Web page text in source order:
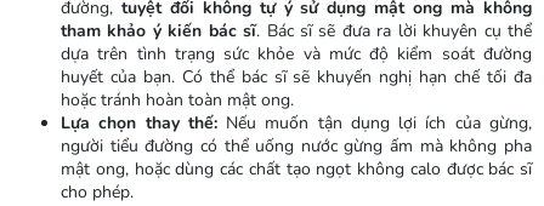
đường, tuyệt đối không tự ý sử dụng mật ong mà không
tham khảo ý kiến bác sĩ. Bác sĩ sẽ đưa ra lời khuyên cụ thể
dựa trên tình trạng sức khỏe và mức độ kiểm soát đường
huyết của bạn. Có thể bác sĩ sẽ khuyến nghị hạn chế tối đa
hoặc tránh hoàn toàn mật ong.
Lựa chọn thay thế:Nếu muốn tận dụng lợi ích của gừng,
người tiểu đường có thể uống nước gừng ấm mà không pha
mật ong, hoặc dùng các chất tạo ngọt không calo được bác sĩ
cho phép.